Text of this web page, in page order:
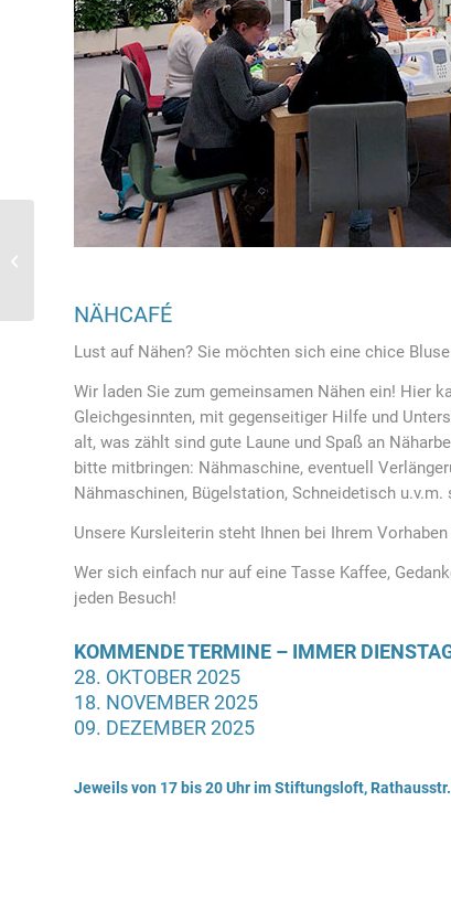
NÄHCAFÉ
Lust auf Nähen? Sie möchten sich eine chice
Wir laden Sie zum gemeinsamen Nähen ein! Hier
Gleichgesinnten, mit gegenseitiger Hilfe und
alt, was zählt sind gute Laune und Spaß an
bitte mitbringen: Nähmaschine, eventuell
Nähmaschinen, Bügelstation, Schneidetisch u.v.m.
Unsere Kursleiterin steht Ihnen bei Ihrem Vorhaben
Wer sich einfach nur auf eine Tasse Kaffee,
jeden Besuch!
KOMMENDE TERMINE – IMMER
28. OKTOBER 2025
18. NOVEMBER 2025
09. DEZEMBER 2025
Jeweils von 17 bis 20 Uhr im Stiftungsloft,
Di. 16. September 2025,